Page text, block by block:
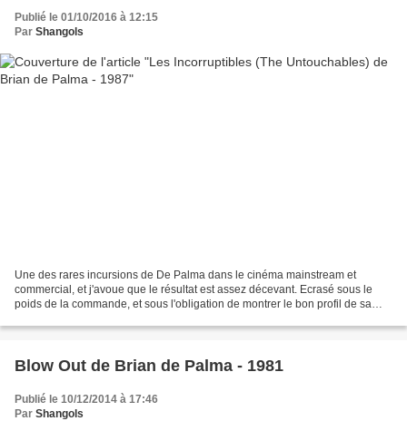
Publié le 01/10/2016 à 12:15
Par Shangols
Une des rares incursions de De Palma dans le cinéma mainstream et
commercial, et j'avoue que le résultat est assez décevant. Ecrasé sous le
poids de la commande, et sous l'obligation de montrer le bon profil de sa
Blow Out de Brian de Palma - 1981
Publié le 10/12/2014 à 17:46
Par Shangols